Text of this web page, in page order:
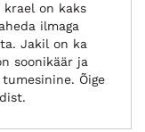
on kaks
ilmaga
Jakil on ka
soonikäär ja
Õige